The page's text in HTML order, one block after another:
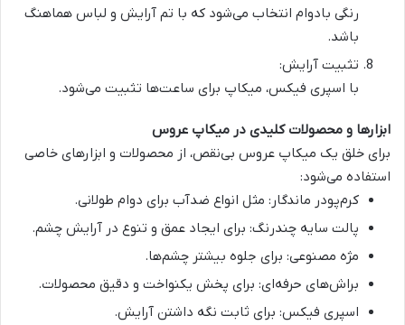
رنگی بادوام انتخاب می‌شود که با تم آرایش و لباس هماهنگ
باشد.
تثبیت آرایش:
با اسپری فیکس، میکاپ برای ساعت‌ها تثبیت می‌شود.
ابزارها و محصولات کلیدی در میکاپ عروس
برای خلق یک میکاپ عروس بی‌نقص، از محصولات و ابزارهای خاصی
استفاده می‌شود:
کرم‌پودر ماندگار : مثل انواع ضدآب برای دوام طولانی.
پالت سایه چندرنگ: برای ایجاد عمق و تنوع در آرایش چشم.
مژه مصنوعی: برای جلوه بیشتر چشم‌ها.
براش‌های حرفه‌ای: برای پخش یکنواخت و دقیق محصولات.
اسپری فیکس: برای ثابت نگه داشتن آرایش.